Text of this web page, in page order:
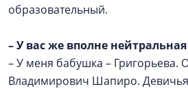
образовательный.
–У вас же вполне
– У меня бабушка – Григорьева.
Владимирович Шапиро.